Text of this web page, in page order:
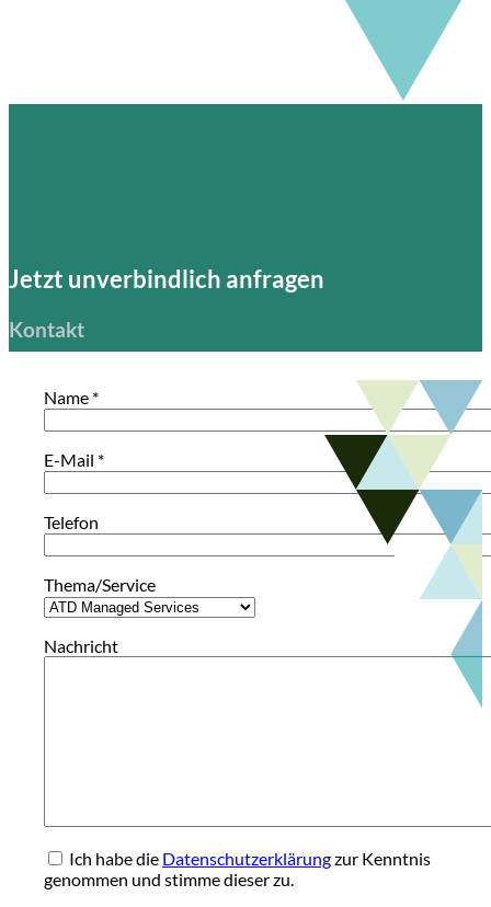
Jetzt unverbindlich anfragen
Kontakt
Name *
E-Mail *
Telefon
Thema/Service
Nachricht
Ich habe die Datenschutzerklärungzur Kenntnis
genommen und stimme dieser zu.